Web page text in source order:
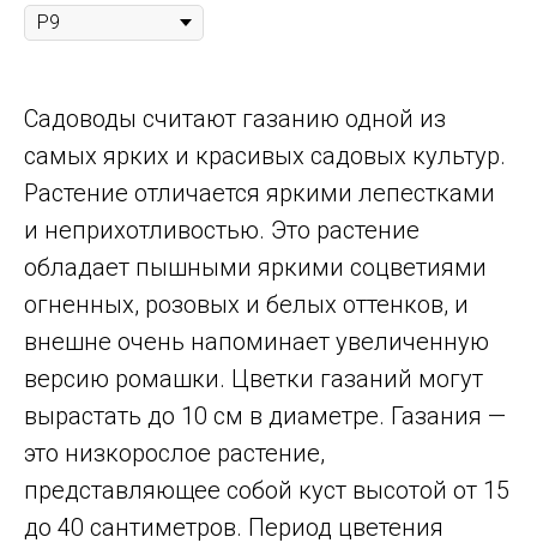
Садоводы считают газанию одной из
самых ярких и красивых садовых культур.
Растение отличается яркими лепестками
и неприхотливостью. Это растение
обладает пышными яркими соцветиями
огненных, розовых и белых оттенков, и
внешне очень напоминает увеличенную
версию ромашки. Цветки газаний могут
вырастать до 10 см в диаметре. Газания —
это низкорослое растение,
представляющее собой куст высотой от 15
до 40 сантиметров. Период цветения